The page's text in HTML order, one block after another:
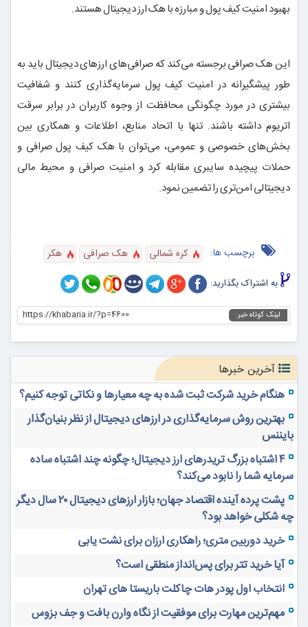
بهبود امنیت کیف پول و مبارزه با هک ارز دیجیتال هستند.
این هک صرافی برجسته می‌کند که صرافی‌های ارزهای دیجیتال باید به
طور پیشگیرانه در امنیت کیف پول سرمایه‌گذاری کنند و شفافیت
بیشتری در مورد چگونگی محافظت از وجوه کاربران در برابر سرقت
اتریوم داشته باشند. تنها با اتحاد منابع، اطلاعات و همکاری بین
بخش‌های خصوصی و عمومی، می‌توان با هک کیف پول صرافی و
حملات پیچیده سایبری مقابله کرد و امنیت صرافی و محیط مالی
دیجیتالی امن‌تری را تضمین نمود.
برچسب ها: کره شمالی هک صرافی هکر
به اشتراک بگذارید:
لینک کوتاه خبر: https://khabaria.ir/?p=4600
آخرین خبرها
هنگام خرید شرکت ثبت شده به چه معیارها و نکاتی توجه کنیم؟
بهترین روش سرمایه‌گذاری در ارزهای دیجیتال از نظر بنیان‌گذار
بایننس
۴ اشتباه بزرگ تریدرهای ارز دیجیتال؛ چگونه چند اشتباه ساده
سرمایه شما را نابود می‌کند؟
پشت پرده آینده اقتصاد جهان؛ بازار ارزهای دیجیتال ۲۰ سال دیگر
چه شکلی خواهد بود؟
خرید دوربین متری؛ راهکاری ارزان برای نشت یابی
آیا خرید تتر برای پس‌انداز منطقی است؟
انتخاب اول پودر هات چاکلت باریستا های تهران
مهم‌ترین مهارت برای موفقیت از نگاه وارن بافت و جف بزوس